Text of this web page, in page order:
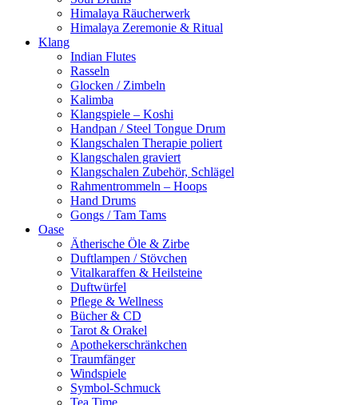
Himalaya Räucherwerk
Himalaya Zeremonie & Ritual
Klang
Indian Flutes
Rasseln
Glocken / Zimbeln
Kalimba
Klangspiele – Koshi
Handpan / Steel Tongue Drum
Klangschalen Therapie poliert
Klangschalen graviert
Klangschalen Zubehör, Schlägel
Rahmentrommeln – Hoops
Hand Drums
Gongs / Tam Tams
Oase
Ätherische Öle & Zirbe
Duftlampen / Stövchen
Vitalkaraffen & Heilsteine
Duftwürfel
Pflege & Wellness
Bücher & CD
Tarot & Orakel
Apothekerschränkchen
Traumfänger
Windspiele
Symbol-Schmuck
Tea Time